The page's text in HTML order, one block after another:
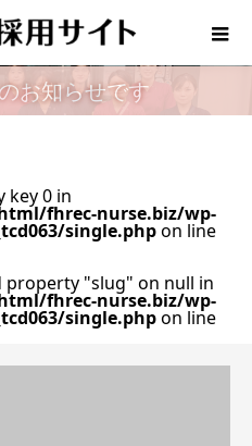
お知らせです
key 0 in
fhrec-nurse.biz/wp-
single.phpon line
property "slug" on null in
fhrec-nurse.biz/wp-
single.phpon line